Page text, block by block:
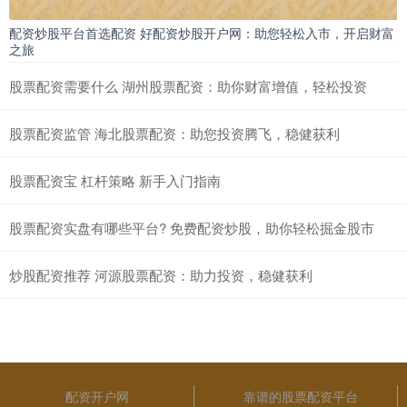
配资炒股平台首选配资 好配资炒股开户网：助您轻松入市，开启财富
之旅
股票配资需要什么 湖州股票配资：助你财富增值，轻松投资
股票配资监管 海北股票配资：助您投资腾飞，稳健获利
股票配资宝 杠杆策略 新手入门指南
股票配资实盘有哪些平台? 免费配资炒股，助你轻松掘金股市
炒股配资推荐 河源股票配资：助力投资，稳健获利
配资开户网 靠谱的股票配资平台